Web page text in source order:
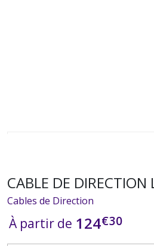
CABLE DE
Cables de Direction
À partir de 124€30